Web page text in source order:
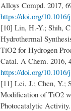
https://doi.org/
[10] Lin, H.-Y.; Shih,
Hydrothermal
TiO2 for Hydrogen
Catal. A Chem. 2016,
https://doi.org/
[11] Lei, J.; Chen, Y.;
Modification of TiO2